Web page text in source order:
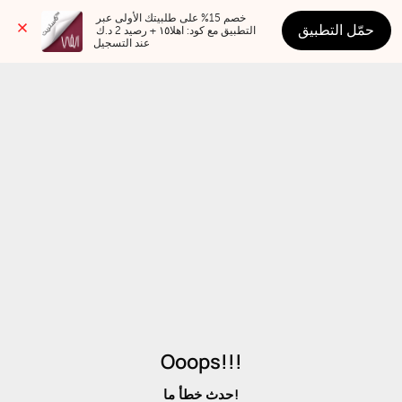
عند التسجيل
حمّل التطبيق
Ooops!!!
حدث خطأ ما!